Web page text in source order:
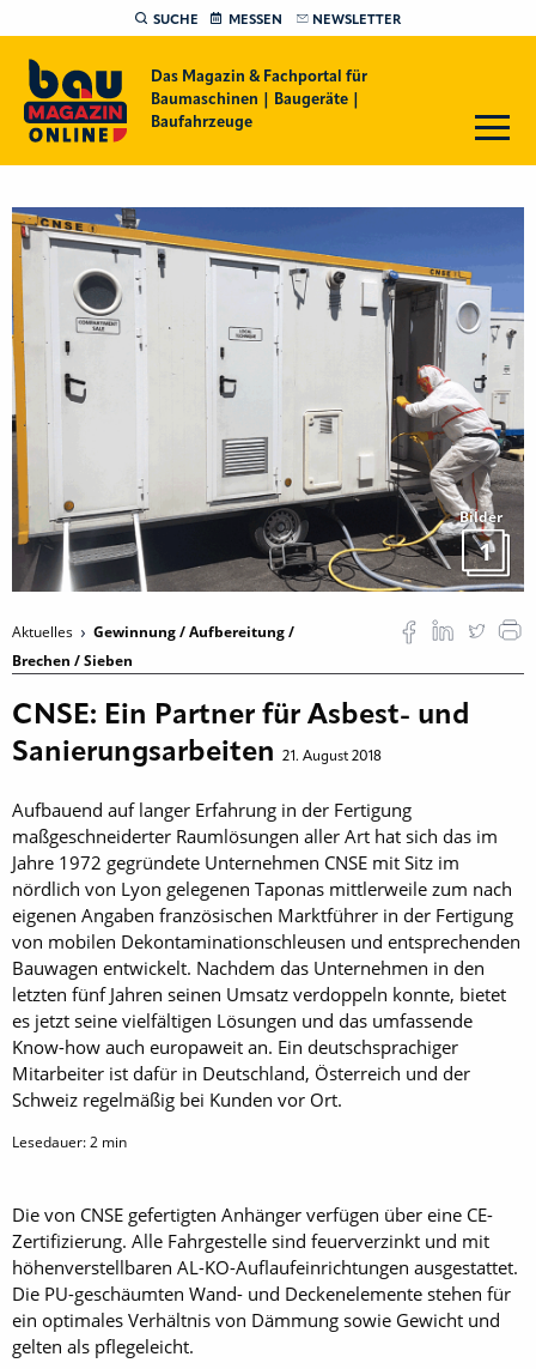
SUCHE MESSEN NEWSLETTER
Das Magazin & Fachportal für
Baumaschinen | Baugeräte |
Baufahrzeuge
Bilder
1
Aktuelles
Gewinnung / Aufbereitung /
Brechen / Sieben
CNSE: Ein Partner für Asbest- und
Sanierungsarbeiten
21. August 2018
Aufbauend auf langer Erfahrung in der Fertigung
maßgeschneiderter Raumlösungen aller Art hat sich das im
Jahre 1972 gegründete Unternehmen CNSE mit Sitz im
nördlich von Lyon gelegenen Taponas mittlerweile zum nach
eigenen Angaben französischen Marktführer in der Fertigung
von mobilen Dekontaminationschleusen und entsprechenden
Bauwagen entwickelt. Nachdem das Unternehmen in den
letzten fünf Jahren seinen Umsatz verdoppeln konnte, bietet
es jetzt seine vielfältigen Lösungen und das umfassende
Know-how auch europaweit an. Ein deutschsprachiger
Mitarbeiter ist dafür in Deutschland, Österreich und der
Schweiz regelmäßig bei Kunden vor Ort.
Lesedauer:2 min
Die von CNSE gefertigten Anhänger verfügen über eine CE-
Zertifizierung. Alle Fahrgestelle sind feuerverzinkt und mit
höhenverstellbaren AL-KO-Auflaufeinrichtungen ausgestattet.
Die PU-geschäumten Wand- und Deckenelemente stehen für
ein optimales Verhältnis von Dämmung sowie Gewicht und
gelten als pflegeleicht.